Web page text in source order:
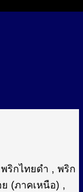
ริกไทยดำ , พริก
(ภาคเหนือ) ,